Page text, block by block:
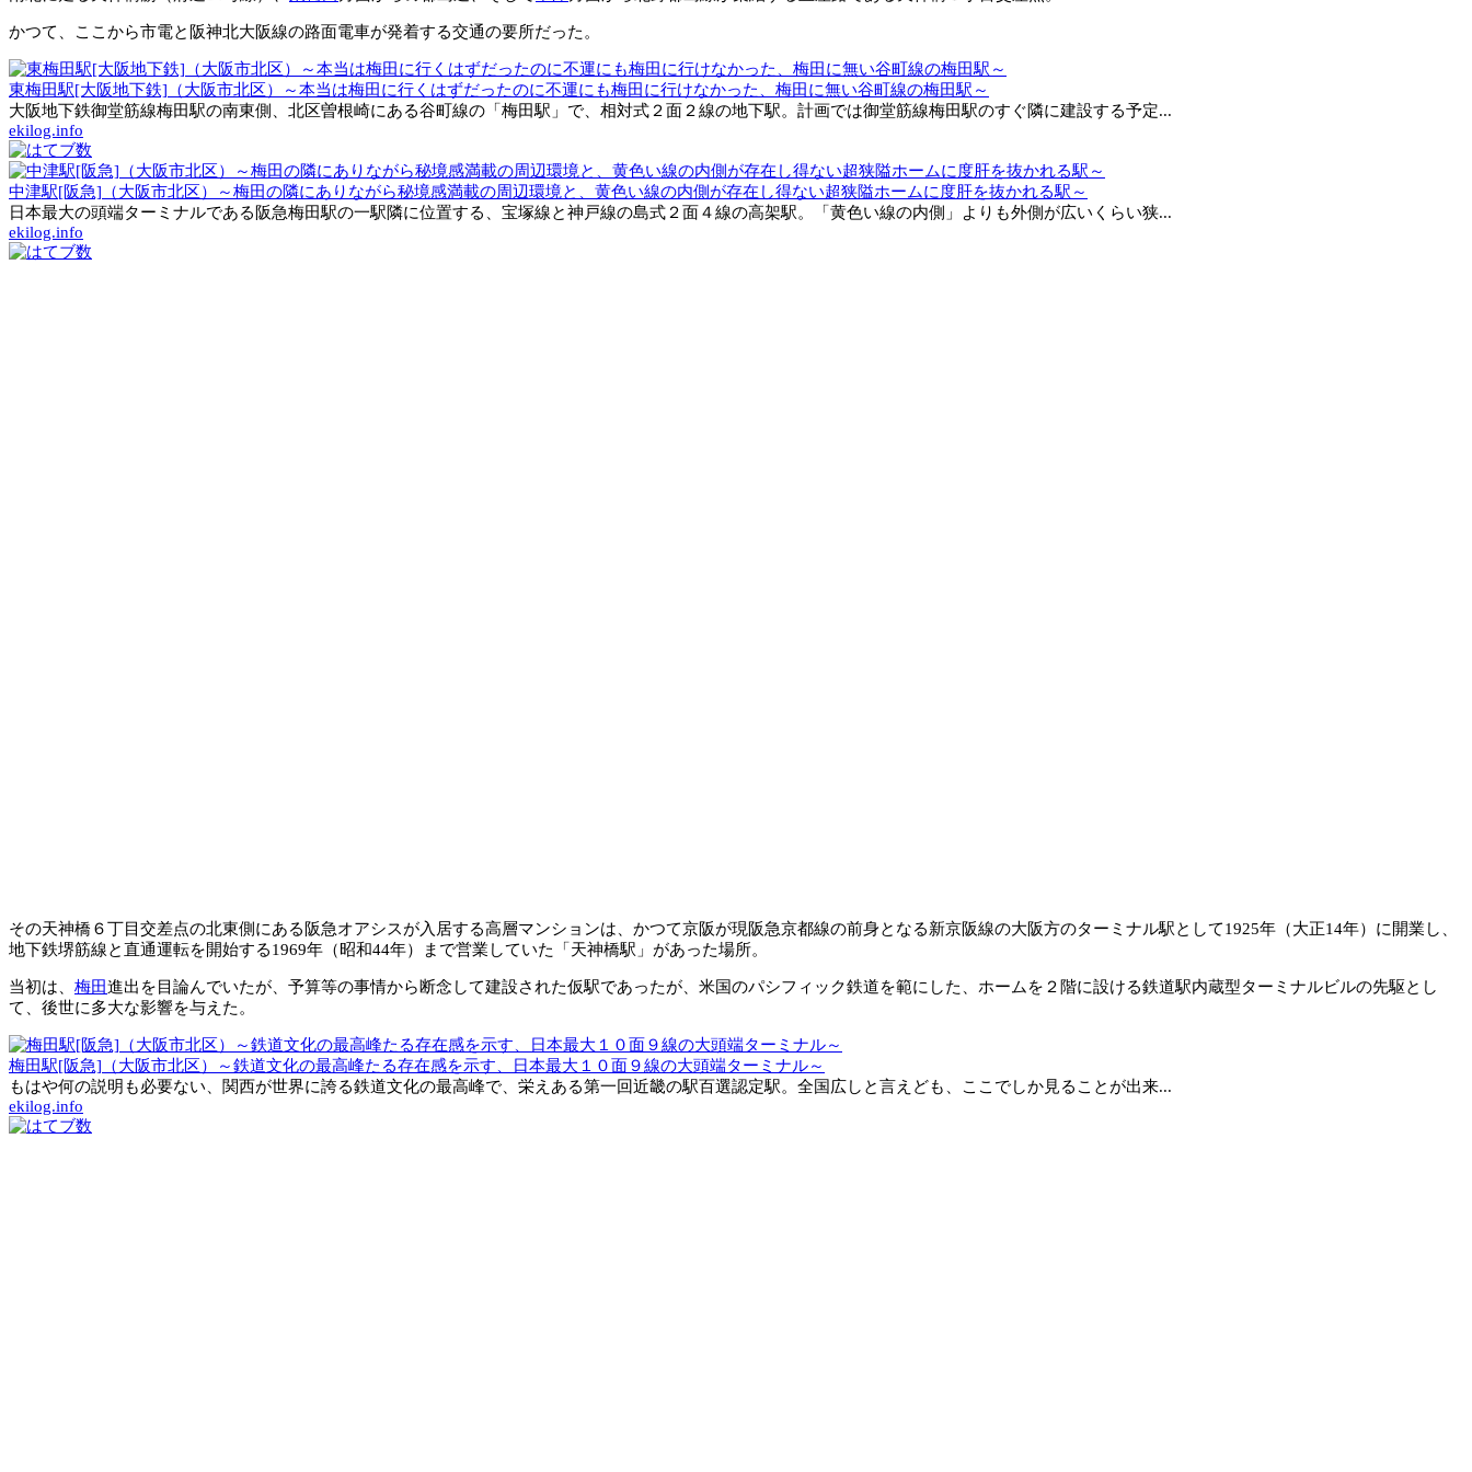
かつて、ここから市電と阪神北大阪線の路面電車が発着する交通の要所だった。
東梅田駅[大阪地下鉄]（大阪市北区）～本当は梅田に行くはずだったのに不運にも梅田に行けなかった、梅田に無い谷町線の梅田駅～
大阪地下鉄御堂筋線梅田駅の南東側、北区曽根崎にある谷町線の「梅田駅」で、相対式２面２線の地下駅。計画では御堂筋線梅田駅のすぐ隣に建設する予定...
ekilog.info
中津駅[阪急]（大阪市北区）～梅田の隣にありながら秘境感満載の周辺環境と、黄色い線の内側が存在し得ない超狭隘ホームに度肝を抜かれる駅～
日本最大の頭端ターミナルである阪急梅田駅の一駅隣に位置する、宝塚線と神戸線の島式２面４線の高架駅。「黄色い線の内側」よりも外側が広いくらい狭...
ekilog.info
その天神橋６丁目交差点の北東側にある阪急オアシスが入居する高層マンションは、かつて京阪が現阪急京都線の前身となる新京阪線の大阪方のターミナル駅として1925年（大正14年）に開業し、
地下鉄堺筋線と直通運転を開始する1969年（昭和44年）まで営業していた「天神橋駅」があった場所。
当初は、 梅田進出を目論んでいたが、予算等の事情から断念して建設された仮駅であったが、米国のパシフィック鉄道を範にした、ホームを２階に設ける鉄道駅内蔵型ターミナルビルの先駆とし
て、後世に多大な影響を与えた。
梅田駅[阪急]（大阪市北区）～鉄道文化の最高峰たる存在感を示す、日本最大１０面９線の大頭端ターミナル～
もはや何の説明も必要ない、関西が世界に誇る鉄道文化の最高峰で、栄えある第一回近畿の駅百選認定駅。全国広しと言えども、ここでしか見ることが出来...
ekilog.info